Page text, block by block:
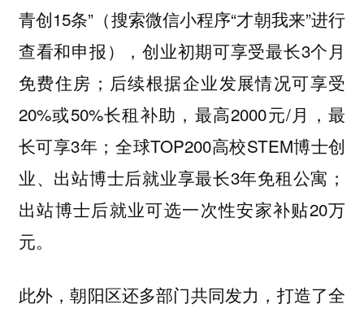
青创15条”（搜索微信小程序“才朝我来”进行
查看和申报），创业初期可享受最长3个月
免费住房；后续根据企业发展情况可享受
20%或50%长租补助，最高2000元/月，最
长可享3年；全球TOP200高校STEM博士创
业、出站博士后就业享最长3年免租公寓；
出站博士后就业可选一次性安家补贴20万
元。
此外，朝阳区还多部门共同发力，打造了全